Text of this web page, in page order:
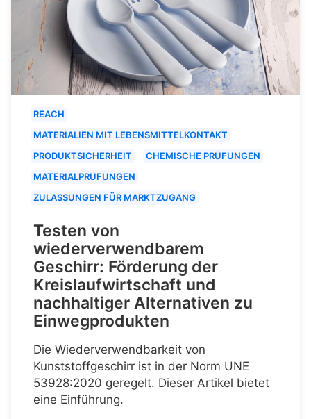
REACH
MATERIALIEN MIT LEBENSMITTELKONTAKT
PRODUKTSICHERHEIT
CHEMISCHE PRÜFUNGEN
MATERIALPRÜFUNGEN
ZULASSUNGEN FÜR MARKTZUGANG
Testen von
wiederverwendbarem
Geschirr: Förderung der
Kreislaufwirtschaft und
nachhaltiger Alternativen zu
Einwegprodukten
Die Wiederverwendbarkeit von
Kunststoffgeschirr ist in der Norm UNE
53928:2020 geregelt. Dieser Artikel bietet
eine Einführung.